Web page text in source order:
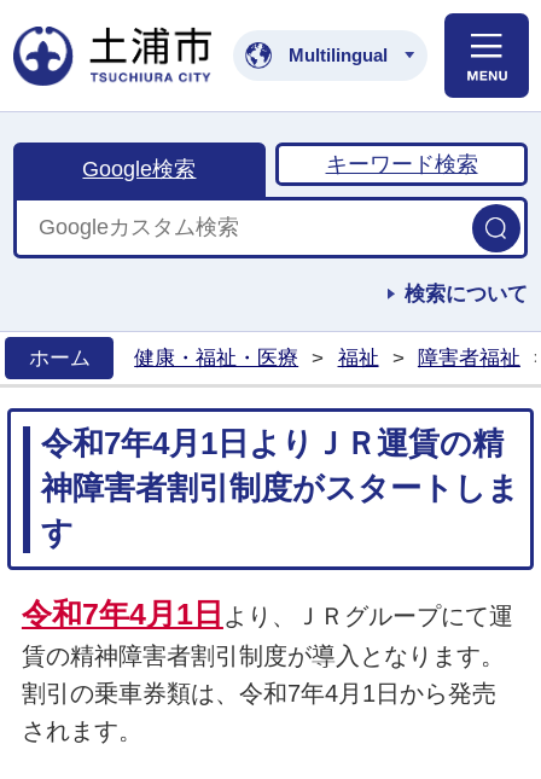
土浦市公式ホームペ
Multilingual
Google検索 キーワード検索
検索について
ホーム
健康・福祉・医療 > 福祉 > 障害者福祉
令和7年4月1日よりＪＲ運賃の精
神障害者割引制度がスタートしま
す
令和7年4月1日 より、ＪＲグループにて運
賃の精神障害者割引制度が導入となります。
割引の乗車券類は、令和7年4月1日から発売
されます。